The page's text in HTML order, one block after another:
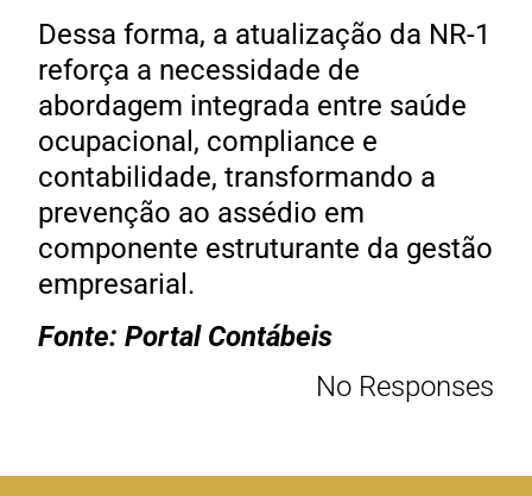
Dessa forma, a atualização da NR-1
reforça a necessidade de
abordagem integrada entre saúde
ocupacional, compliance e
contabilidade, transformando a
prevenção ao assédio em
componente estruturante da gestão
empresarial.
Fonte: Portal Contábeis
No Responses